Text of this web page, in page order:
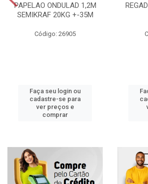
PAPELAO ONDULAD 1,2M
SEMIKRAF 20KG +-35M
Código: 26905
Faça seu login ou
cadastre-se para
ver preços e
comprar